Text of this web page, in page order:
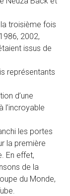
troisième fois
2002,
issus de
représentants
d’une
l’incroyable
les portes
la première
En effet,
de la
du Monde,